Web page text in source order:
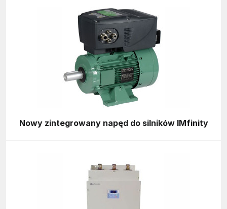
Nowy zintegrowany napęd do silników IMfinity